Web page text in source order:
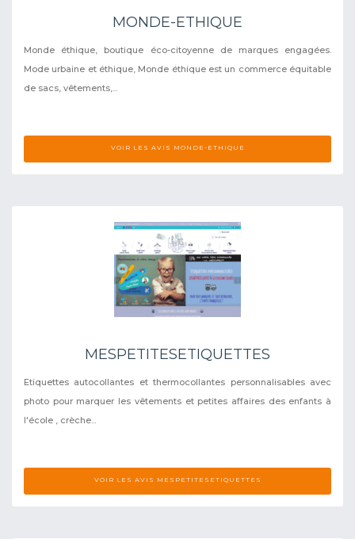
MONDE-ETHIQUE
Monde éthique, boutique éco-citoyenne de marques engagées.
Mode urbaine et éthique, Monde éthique est un commerce équitable
de sacs, vêtements,...
VOIR LES AVIS MONDE-ETHIQUE
MESPETITESETIQUETTES
Etiquettes autocollantes et thermocollantes personnalisables avec
photo pour marquer les vêtements et petites affaires des enfants à
l'école , crèche...
VOIR LES AVIS MESPETITESETIQUETTES